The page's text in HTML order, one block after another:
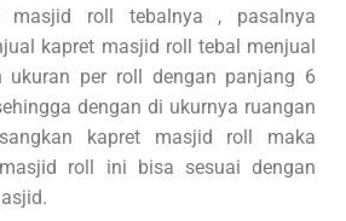
masjid roll tebalnya , pasalnya
kapret masjid roll tebal menjual
ukuran per roll dengan panjang 6
dengan di ukurnya ruangan
kapret masjid roll maka
roll ini bisa sesuai dengan